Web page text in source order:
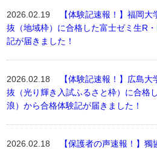
2026.02.19
【体験記速報！】福岡
抜（地域枠）に合格した富士ゼミ生R
記が届きました！
2026.02.18
【体験記速報！】広島
抜（光り輝き入試ふるさと枠）に合格
浪）から合格体験記が届きました！
2026.02.18
【保護者の声速報！】